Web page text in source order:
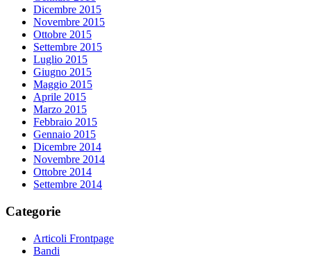
Dicembre 2015
Novembre 2015
Ottobre 2015
Settembre 2015
Luglio 2015
Giugno 2015
Maggio 2015
Aprile 2015
Marzo 2015
Febbraio 2015
Gennaio 2015
Dicembre 2014
Novembre 2014
Ottobre 2014
Settembre 2014
Categorie
Articoli Frontpage
Bandi